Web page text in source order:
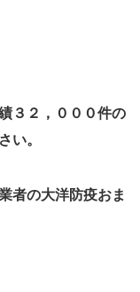
３２，０００件の
い。
者の大洋防疫おま